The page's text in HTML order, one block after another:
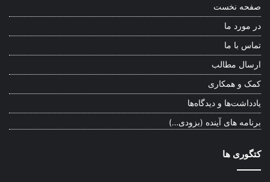
صفحه نخست
در مورد ما
تماس با ما
ارسال مطالب
کمک و همکاری
یادداشت‌ها و دیدگاه‌ها
برنامه های آینده (بزودی…)
کتگوری ها